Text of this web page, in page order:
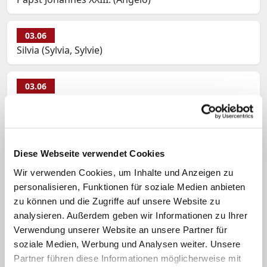
Diese Webseite verwendet Cookies
Wir verwenden Cookies, um Inhalte und Anzeigen zu
personalisieren, Funktionen für soziale Medien anbieten
zu können und die Zugriffe auf unsere Website zu
analysieren. Außerdem geben wir Informationen zu Ihrer
Verwendung unserer Website an unsere Partner für
soziale Medien, Werbung und Analysen weiter. Unsere
Partner führen diese Informationen möglicherweise mit
03.06
Silvia (Sylvia, Sylvie)
03.06
03.06
Hildburg (Hildburga)
03.06
Johannes XXIII.
03.06